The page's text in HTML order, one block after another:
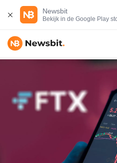
Newsbit
Bekijk in de Google Play